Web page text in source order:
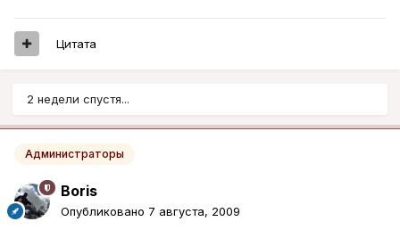
Цитата
2 недели спустя...
Администраторы
Boris
Опубликовано 7 августа, 2009